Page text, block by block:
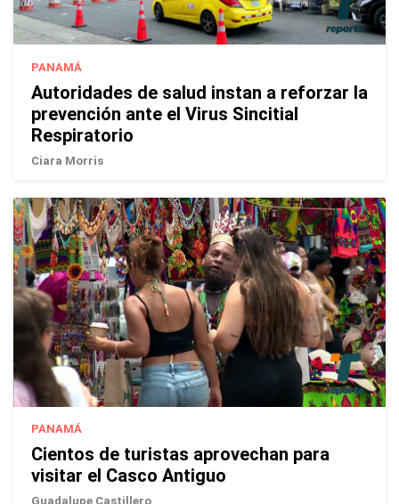
PANAMÁ
Autoridades de salud instan a reforzar la
prevención ante el Virus Sincitial
Respiratorio
Ciara Morris
PANAMÁ
Cientos de turistas aprovechan para
visitar el Casco Antiguo
Guadalupe Castillero